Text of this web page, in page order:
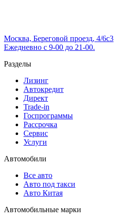
Москва, Береговой проезд, 4/6с3
Ежедневно с 9-00 до 21-00.
Разделы
Лизинг
Автокредит
Директ
Trade-in
Госпрограммы
Рассрочка
Сервис
Услуги
Автомобили
Все авто
Авто под такси
Авто Китая
Автомобильные марки